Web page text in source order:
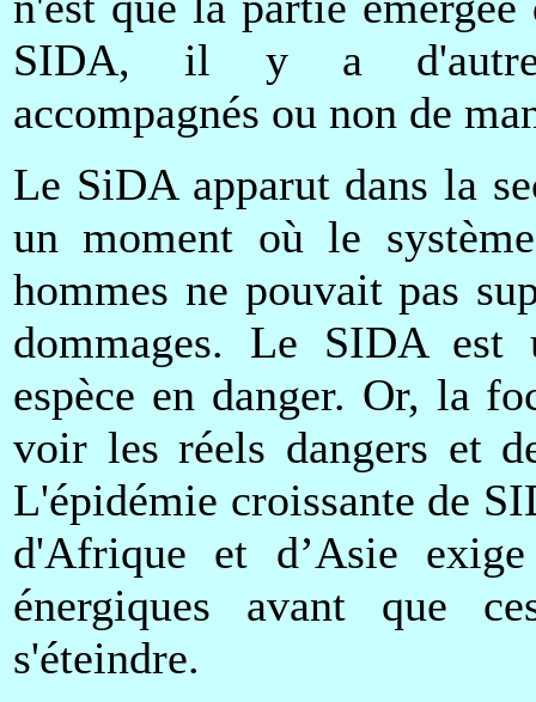
SIDA, il y a d'autres
accompagnés ou non de
Le SiDA apparut dans la
un moment où le
hommes ne pouvait pas
dommages. Le SIDA est
espèce en danger. Or, la
voir les réels dangers et
L'épidémie croissante de
d'Afrique et d’Asie
énergiques avant que
s'éteindre.